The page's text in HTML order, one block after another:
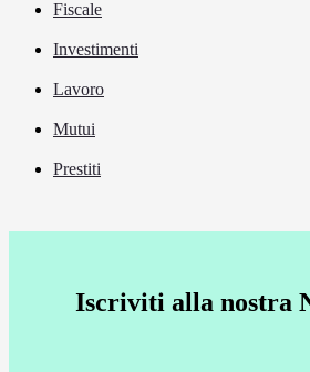
Fiscale
Investimenti
Lavoro
Mutui
Prestiti
Iscriviti alla nostra